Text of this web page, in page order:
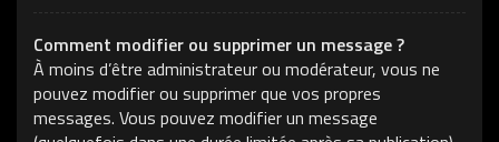
Comment modifier ou supprimer un message ?
À moins d’être administrateur ou modérateur, vous ne
pouvez modifier ou supprimer que vos propres
messages. Vous pouvez modifier un message